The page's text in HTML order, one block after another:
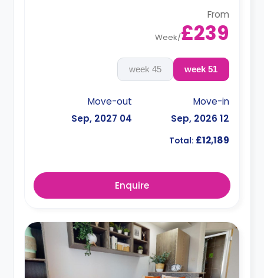
From
£239
/
Week
51 week
45 week
Move-in
12 Sep, 2026
Move-out
04 Sep, 2027
Total: £12,189
Enquire